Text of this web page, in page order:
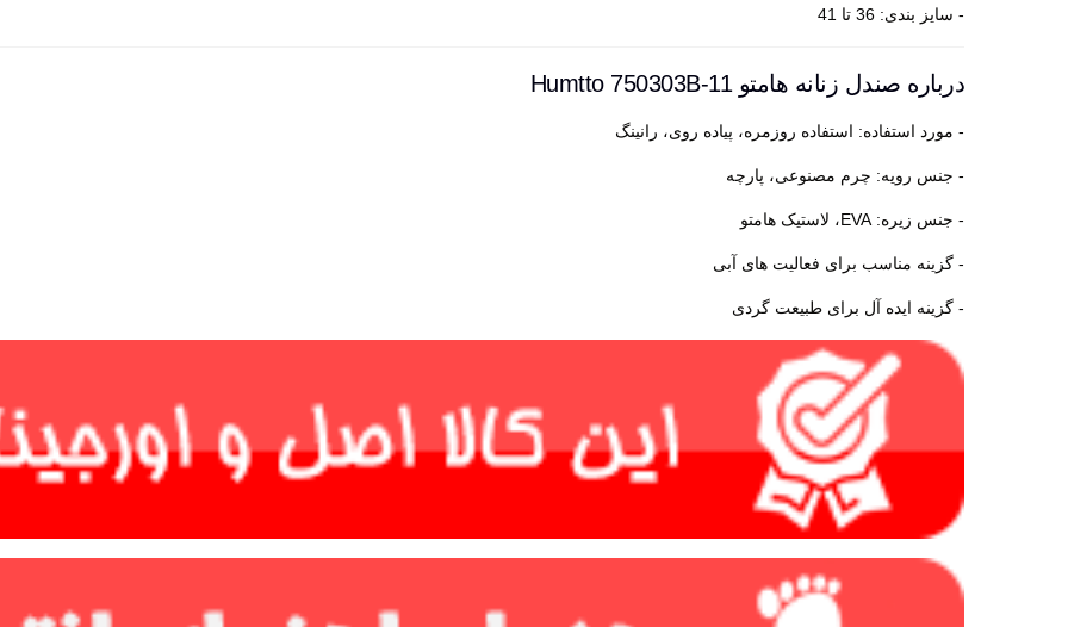
- سایز بندی: 36 تا 41
درباره صندل زنانه هامتو Humtto 750303B-11
- مورد استفاده: استفاده روزمره، پیاده روی، رانینگ
- جنس رویه: چرم مصنوعی، پارچه
- جنس زیره: EVA، لاستیک هامتو
- گزینه مناسب برای فعالیت های آبی
- گزینه ایده آل برای طبیعت گردی